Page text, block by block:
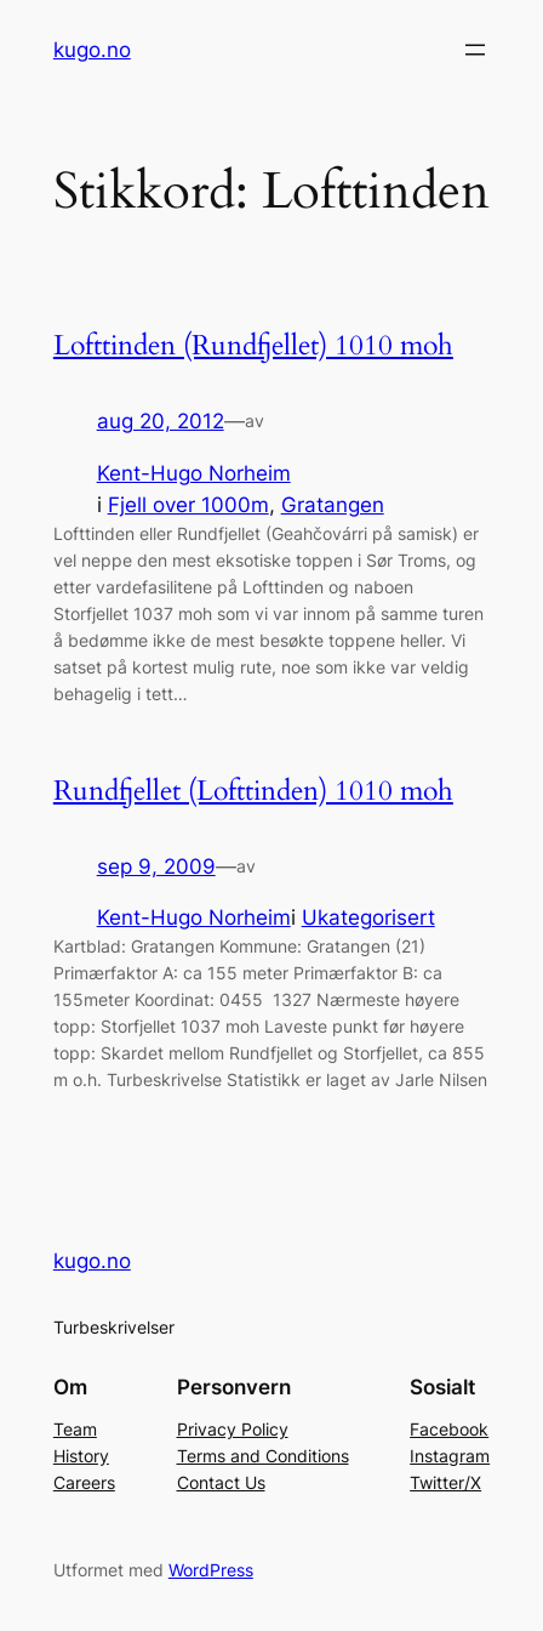
kugo.no
Stikkord: Lofttinden
Lofttinden (Rundfjellet) 1010 moh
aug 20, 2012—av
Kent-Hugo Norheim
i Fjell over 1000m, Gratangen
Lofttinden eller Rundfjellet (Geahčovárri på samisk) er
vel neppe den mest eksotiske toppen i Sør Troms, og
etter vardefasilitene på Lofttinden og naboen
Storfjellet 1037 moh som vi var innom på samme turen
å bedømme ikke de mest besøkte toppene heller. Vi
satset på kortest mulig rute, noe som ikke var veldig
behagelig i tett…
Rundfjellet (Lofttinden) 1010 moh
sep 9, 2009—av
Kent-Hugo Norheimi Ukategorisert
Kartblad: Gratangen Kommune: Gratangen (21)
Primærfaktor A: ca 155 meter Primærfaktor B: ca
155meter Koordinat: 0455 1327 Nærmeste høyere
topp: Storfjellet 1037 moh Laveste punkt før høyere
topp: Skardet mellom Rundfjellet og Storfjellet, ca 855
m o.h. Turbeskrivelse Statistikk er laget av Jarle Nilsen
kugo.no
Turbeskrivelser
Om
Team
History
Careers
Personvern
Privacy Policy
Terms and Conditions
Contact Us
Sosialt
Facebook
Instagram
Twitter/X
Utformet med WordPress